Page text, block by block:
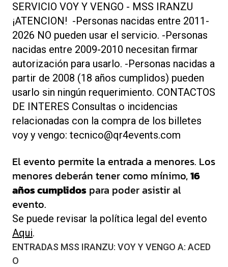
SERVICIO VOY Y VENGO - MSS IRANZU
¡ATENCION! -Personas nacidas entre 2011-
2026 NO pueden usar el servicio. -Personas
nacidas entre 2009-2010 necesitan firmar
autorización para usarlo. -Personas nacidas a
partir de 2008 (18 años cumplidos) pueden
usarlo sin ningún requerimiento. CONTACTOS
DE INTERES Consultas o incidencias
relacionadas con la compra de los billetes
voy y vengo: tecnico@qr4events.com
El evento permite la entrada a menores. Los
menores deberán tener como mínimo,16
años cumplidos para poder asistir al
evento.
Se puede revisar la política legal del evento
Aqui.
ENTRADAS MSS IRANZU: VOY Y VENGO A: ACED
O